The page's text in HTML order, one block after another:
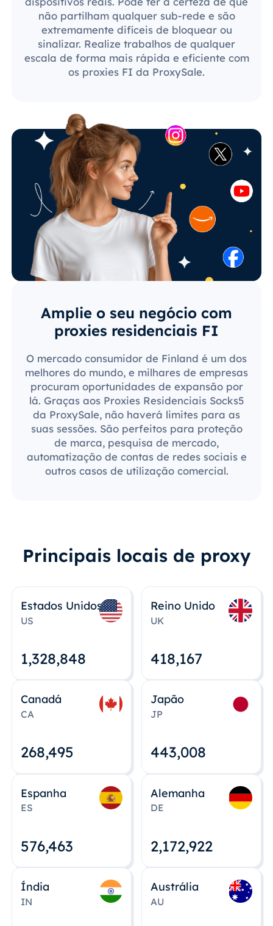
não partilham qualquer sub-rede e são
extremamente difíceis de bloquear ou
sinalizar. Realize trabalhos de qualquer
escala de forma mais rápida e eficiente com
os proxies FI da ProxySale.
Amplie o seu negócio com
proxies residenciais FI
O mercado consumidor de Finland é um dos
melhores do mundo, e milhares de empresas
procuram oportunidades de expansão por
lá. Graças aos Proxies Residenciais Socks5
da ProxySale, não haverá limites para as
suas sessões. São perfeitos para proteção
de marca, pesquisa de mercado,
automatização de contas de redes sociais e
outros casos de utilização comercial.
Principais locais de proxy
Estados Unidos
US
1,328,848
Reino Unido
UK
418,167
Canadá
CA
268,495
Japão
JP
443,008
Espanha
ES
576,463
Alemanha
DE
2,172,922
Índia
IN
Austrália
AU